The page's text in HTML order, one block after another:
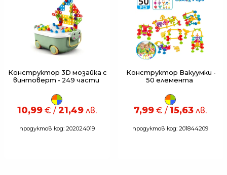
Конструктор 3D мозайка с
винтоверт - 249 части
10,99€ / 21,49лв.
продуктов код: 202024019
Конструктор Вакуумки -
50 елемента
7,99 € / 15,63 лв.
продуктов код: 201844209